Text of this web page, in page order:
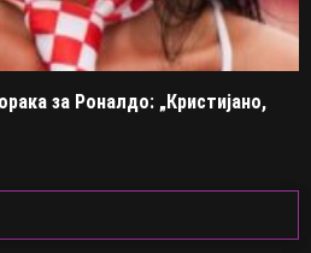
за Роналдо: „Кристијано,